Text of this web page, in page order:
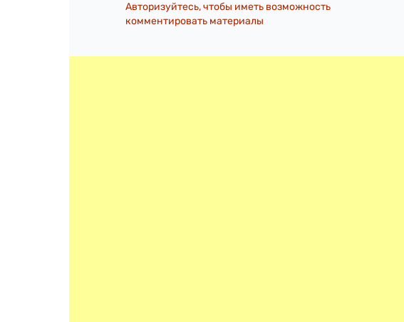
Авторизуйтесь, чтобы иметь возможность
комментировать материалы